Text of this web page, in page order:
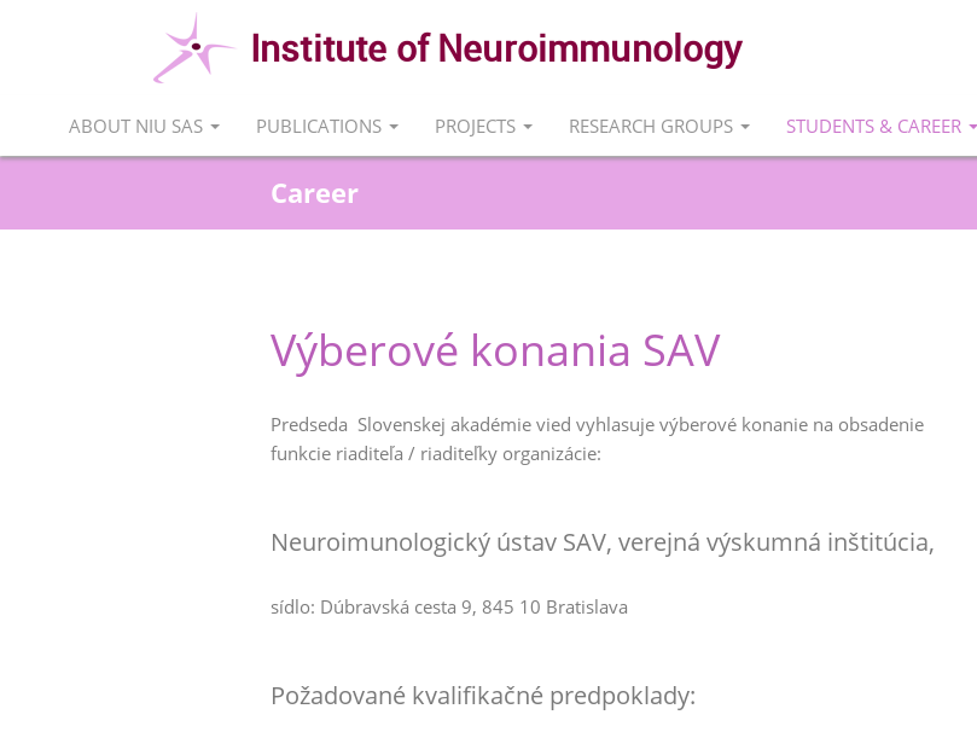
Institute of Neuroimmunology
ABOUT NIU SAS PUBLICATIONS PROJECTS RESEARCH GROUPS STUDENTS & CAREER
Career
Výberové konania SAV
Predseda Slovenskej akadémie vied vyhlasuje výberové konanie na obsadenie
funkcie riaditeľa / riaditeľky organizácie:
Neuroimunologický ústav SAV, verejná výskumná inštitúcia,
sídlo: Dúbravská cesta 9, 845 10 Bratislava
Požadované kvalifikačné predpoklady: